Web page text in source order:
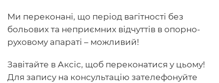
Ми переконані, що період вагітності без
больових та неприємних відчуттів в опорно-
руховому апараті – можливий!
Завітайте в Аксіс, щоб переконатися у цьому!
Для запису на консультацію зателефонуйте